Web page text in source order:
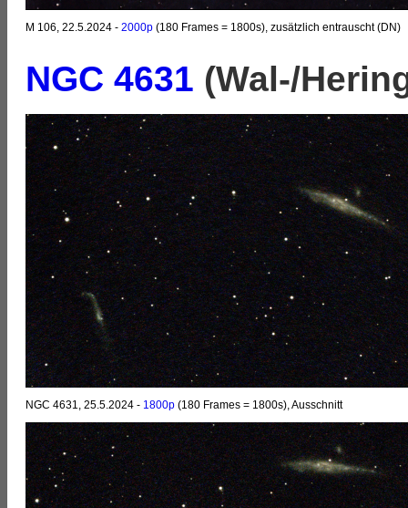
M 106, 22.5.2024 - 2000p (180 Frames = 1800s), zusätzlich entrauscht (DN)
NGC 4631 (Wal-/
NGC 4631, 25.5.2024 - 1800p (180 Frames = 1800s), Ausschnitt